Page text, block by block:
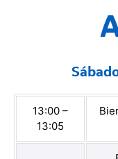
13:00 –
13:05